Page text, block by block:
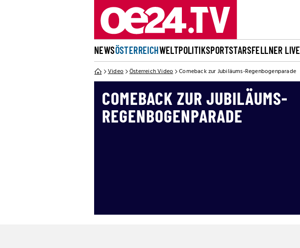
NEWSÖSTERREICHWELTPOLITIKSPORTSTARSFELLNER LIVE
Video Österreich Video Comeback zur Jubiläums-Regenbogenparade
COMEBACK ZUR JUBILÄUMS-
REGENBOGENPARADE